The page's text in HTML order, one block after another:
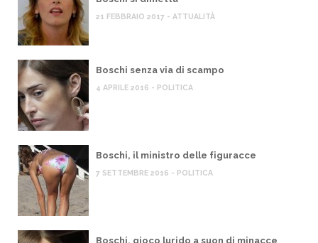
21 FEBBRAIO 2017 - ATTUALITÀ
Boschi senza via di scampo
4 APRILE 2016 - POLITICA
Boschi, il ministro delle figuracce
7 SETTEMBRE 2016 - POLITICA
Boschi, gioco lurido a suon di minacce